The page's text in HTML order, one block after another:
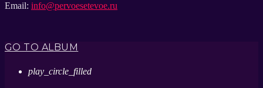
Email: info@pervoesetevoe.ru
GO TO ALBUM
play_circle_filled